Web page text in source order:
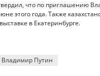
что по приглашению
этого года. Также
в Екатеринбурге.
Владимир Путин